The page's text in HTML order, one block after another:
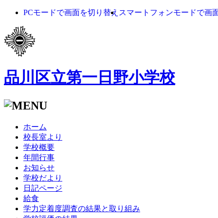
PCモードで画面を切り替え スマートフォンモードで画
品川区立第一日野小学校
ホーム
校長室より
学校概要
年間行事
お知らせ
学校だより
日記ページ
給食
学力定着度調査の結果と取り組み